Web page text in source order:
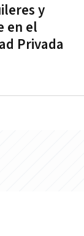
y
en el
Privada